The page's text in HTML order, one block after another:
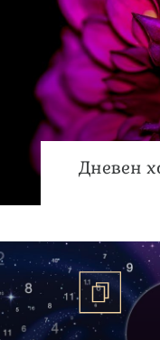
Дневен